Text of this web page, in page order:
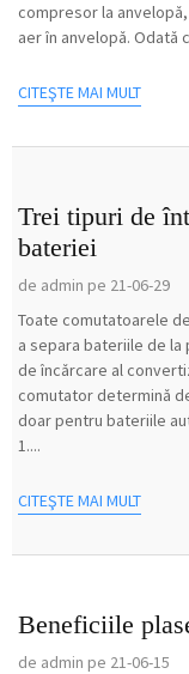
compresor la
aer în anvelopă. Odată
CITEŞTE MAI MULT
Trei tipuri de
bateriei
de admin pe 21-06-29
Toate comutatoarele
a separa bateriile de
de încărcare al
comutator determină
doar pentru bateriile
1....
CITEŞTE MAI MULT
Beneficiile
de admin pe 21-06-15